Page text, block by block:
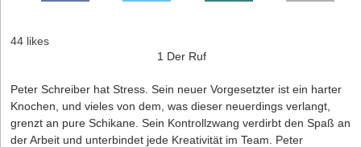
44 likes
1 Der Ruf
Peter Schreiber hat Stress. Sein neuer Vorgesetzter ist ein harter
Knochen, und vieles von dem, was dieser neuerdings verlangt,
grenzt an pure Schikane. Sein Kontrollzwang verdirbt den Spaß an
der Arbeit und unterbindet jede Kreativität im Team. Peter